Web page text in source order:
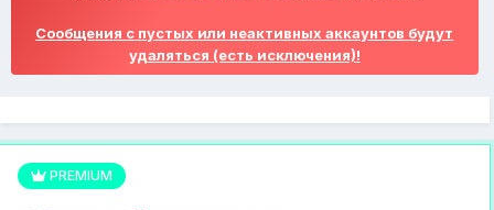
Сообщения с пустых или неактивных аккаунтов будут
удаляться (есть исключения)!
PREMIUM